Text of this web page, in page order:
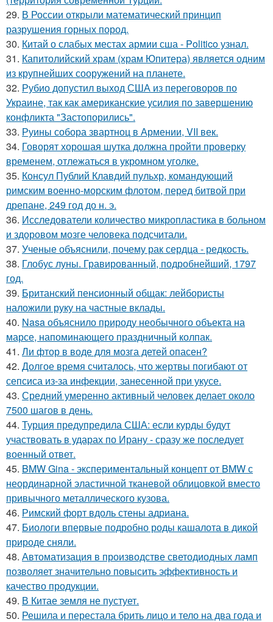
29. В России открыли математический принцип
разрушения горных пород.
30. Китай о слабых местах армии сша - Politico узнал.
31. Капитолийский храм (храм Юпитера) является одним
из крупнейших сооружений на планете.
32. Рубио допустил выход США из переговоров по
Украине, так как американские усилия по завершению
конфликта "Застопорились".
33. Руины собора звартноц в Армении, VII век.
34. Говорят хорошая шутка должна пройти проверку
временем, отлежаться в укромном уголке.
35. Консул Публий Клавдий пульхр, командующий
римским военно-морским флотом, перед битвой при
дрепане, 249 год до н. э.
36. Исследователи количество микропластика в больном
и здоровом мозге человека подсчитали.
37. Ученые объяснили, почему рак сердца - редкость.
38. Глобус луны. Гравированный, подробнейший, 1797
год.
39. Британский пенсионный общак: лейбористы
наложили руку на частные вклады.
40. Nasa объяснило природу необычного объекта на
марсе, напоминающего праздничный колпак.
41. Ли фтор в воде для мозга детей опасен?
42. Долгое время считалось, что жертвы погибают от
сепсиса из-за инфекции, занесенной при укусе.
43. Средний умеренно активный человек делает около
7500 шагов в день.
44. Турция предупредила США: если курды будут
участвовать в ударах по Ирану - сразу же последует
военный ответ.
45. BMW Gina - экспериментальный концепт от BMW с
неординарной эластичной тканевой облицовкой вместо
привычного металлического кузова.
46. Римский форт вдоль стены адриана.
47. Биологи впервые подробно роды кашалота в дикой
природе сняли.
48. Автоматизация в производстве светодиодных ламп
позволяет значительно повысить эффективность и
качество продукции.
49. В Китае земля не пустует.
50. Решила и перестала брить лицо и тело на два года и